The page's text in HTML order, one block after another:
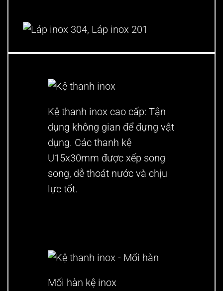
Kệ thanh inox cao cấp: Tận
dụng không gian để đựng vật
dụng. Các thanh kệ
U15x30mm được xếp song
song, dễ thoát nước và chịu
lực tốt.
Mối hàn kệ inox